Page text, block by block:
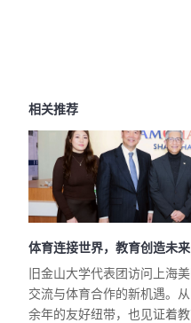
相关推荐
体育连接世界，教育创造未
旧金山大学代表团访问上海
交流与体育合作的新机遇。
余年的友好纽带，也见证着